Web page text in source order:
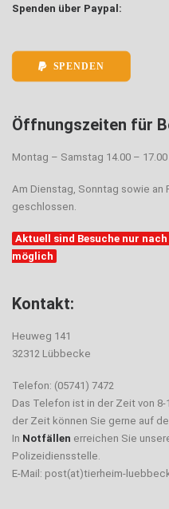
Spenden über Paypal:
SPENDEN
Öffnungszeiten für
Montag – Samstag 14.00 – 17.00
Am Dienstag, Sonntag sowie an
geschlossen.
Aktuell sind Besuche nur
möglich
Kontakt:
Heuweg 141
32312 Lübbecke
Telefon: (05741) 7472
Das Telefon ist in der Zeit von
der Zeit können Sie gerne auf
In Notfällen erreichen Sie
Polizeidiensstelle.
E-Mail: post(at)tierheim-